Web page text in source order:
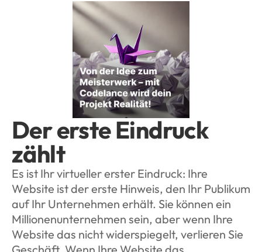
Der erste Eindruck
zählt
Es ist Ihr virtueller erster Eindruck: Ihre
Website ist der erste Hinweis, den Ihr Publikum
auf Ihr Unternehmen erhält. Sie können ein
Millionenunternehmen sein, aber wenn Ihre
Website das nicht widerspiegelt, verlieren Sie